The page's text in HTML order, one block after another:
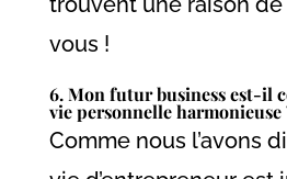
vous !
6. Mon futur business est-il
vie personnelle harmonieuse
Comme nous l’avons